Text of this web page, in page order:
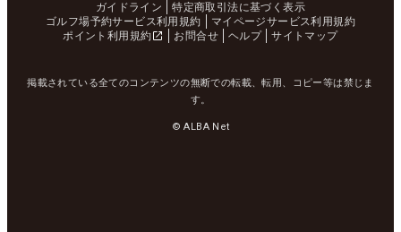
ガイドライン
特定商取引法に基づく表示
ゴルフ場予約サービス利用規約
マイページサービス利用規約
ポイント利用規約
お問合せ ヘルプ サイトマップ
掲載されている全てのコンテンツの無断での転載、転用、コピー等は禁じま
す。
© ALBA Net